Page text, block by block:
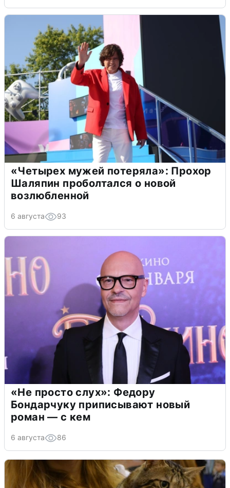
«Четырех мужей потеряла»: Прохор
Шаляпин проболтался о новой
возлюбленной
6 августа 93
«Не просто слух»: Федору
Бондарчуку приписывают новый
роман — с кем
6 августа 86